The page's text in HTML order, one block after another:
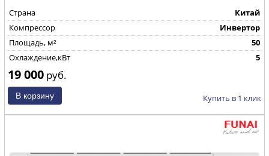
Страна
Китай
Компрессор
Инвертор
Площадь, м²
50
Охлаждение,кВт
5
19 000 руб.
Купить в 1 клик